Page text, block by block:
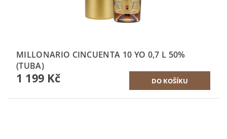
MILLONARIO CINCUENTA 10 YO 0,7 L 50%
(TUBA)
1 199 Kč